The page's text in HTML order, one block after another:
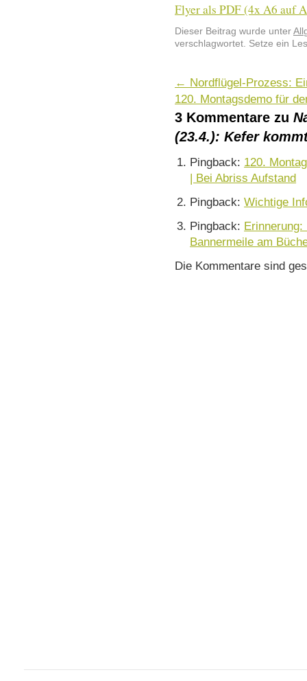
Flyer als PDF (4x A6 auf
Dieser Beitrag wurde unter
verschlagwortet. Setze ein
← Nordflügel-Prozess:
120. Montagsdemo für
3 Kommentare zu
(23.4.): Kefer
Pingback: 120.
| Bei Abriss Aufstand
Pingback:Wichtige
Pingback: Erinnerung:
Bannermeile am
Die Kommentare sind